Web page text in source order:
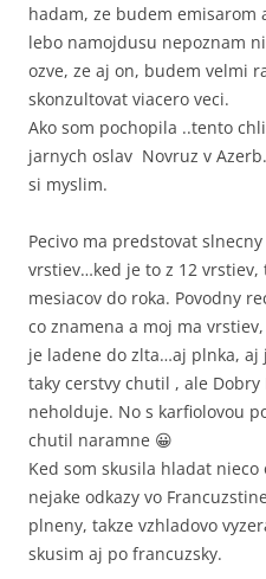
hadam, ze budem emisarom
lebo namojdusu nepoznam
ozve, ze aj on, budem velmi
skonzultovat viacero veci.
Ako som pochopila ..tento
jarnych oslav Novruz v
si myslim.
Pecivo ma predstovat
vrstiev…ked je to z 12
mesiacov do roka. Povodny
co znamena a moj ma
je ladene do zlta…aj plnka,
taky cerstvy chutil , ale
neholduje. No s karfiolovou
chutil naramne 😀
Ked som skusila hladat
nejake odkazy vo
plneny, takze vzhladovo
skusim aj po francuzsky.